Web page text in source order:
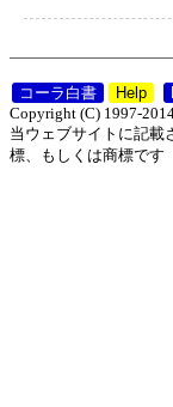
コーラ白書 Help
Copyright (C) 1997-
当ウェブサイトに記載
標、もしくは商標です